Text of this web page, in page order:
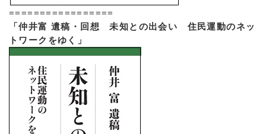
=================
「仲井富 遺稿・回想 未知との出会い 住民運動のネッ
トワークをゆく」